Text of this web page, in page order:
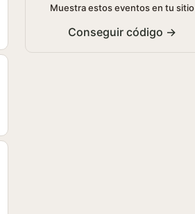
Muestra estos eventos en tu sitio
Conseguir código →